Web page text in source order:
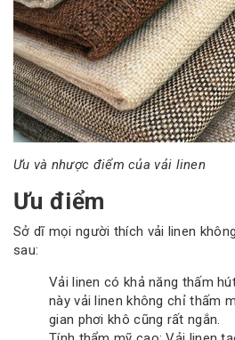
Ưu và nhược điểm của vải linen
Ưu điểm
Sở dĩ mọi người thích vải linen
sau:
Vải linen có khả năng thấm
này vải linen không chỉ thấm
gian phơi khô cũng rất ngắn.